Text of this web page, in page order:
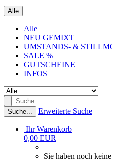
Alle
Alle
NEU GEMIXT
UMSTANDS- &
SALE %
GUTSCHEINE
INFOS
Suche... Erweiterte Suche
Ihr Warenkorb
0,00 EUR
Sie haben noch